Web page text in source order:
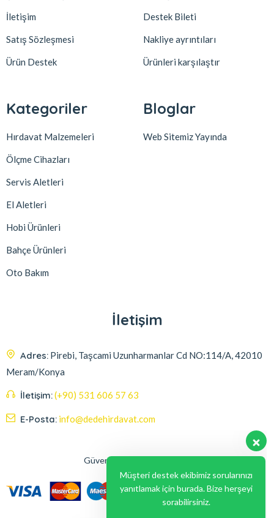
İletişim
Satış Sözleşmesi
Ürün Destek
Destek Bileti
Nakliye ayrıntıları
Ürünleri karşılaştır
Kategoriler
Hırdavat Malzemeleri
Ölçme Cihazları
Servis Aletleri
El Aletleri
Hobi Ürünleri
Bahçe Ürünleri
Oto Bakım
Bloglar
Web Sitemiz Yayında
İletişim
Adres: Pirebi, Taşcami Uzunharmanlar Cd NO:114/A, 42010
Meram/Konya
İletişim:(+90) 531 606 57 63
E-Posta: info@dedehirdavat.com
Güvenli Ödeme Seçenekleri
Müşteri destek ekibimiz sorularınızı
yanıtlamak için burada. Bize herşeyi
sorabilirsiniz.